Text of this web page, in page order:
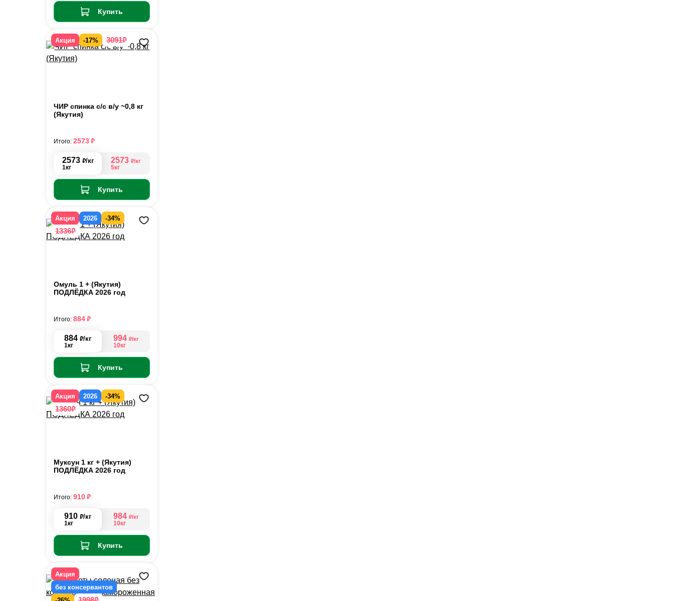
Купить
Акция -17% 3091₽
ЧИР спинка с/с в/у ~0,8 кг
(Якутия)
2573 ₽/кг
1кг
2573 ₽/кг
5кг
Купить
Итого: 2573₽
Акция 2026 -34%
1336₽
Омуль 1 + (Якутия)
ПОДЛЁДКА 2026 год
884 ₽/кг
1кг
994 ₽/кг
10кг
Купить
Итого: 884₽
Акция 2026 -34%
1360₽
Муксун 1 кг + (Якутия)
ПОДЛЁДКА 2026 год
910 ₽/кг
1кг
984 ₽/кг
10кг
Купить
Итого: 910₽
Акция
без консервантов